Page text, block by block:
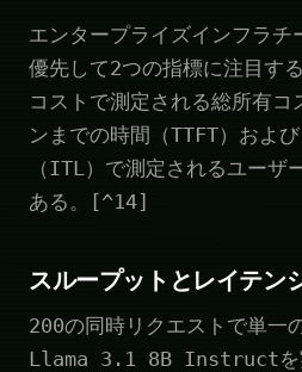
エンタープライズインフラチ
優先して2つの指標に注目す
コストで測定される総所有コ
ンまでの時間（TTFT）およ
（ITL）で測定されるユーザ
ある。[^14]
スループットとレイテン
200の同時リクエストで単一
Llama 3.1 8B Instructを